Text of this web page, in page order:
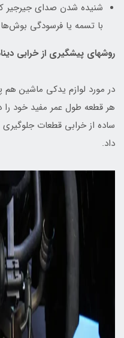
شنیده شدن صدای جیرجیر
با تسمه یا فرسودگی
روشهای پیشگیری از خرابی
در مورد لوازم یدکی ماشین
هر قطعه طول عمر مفید خود را
ساده از خرابی قطعات
داد.